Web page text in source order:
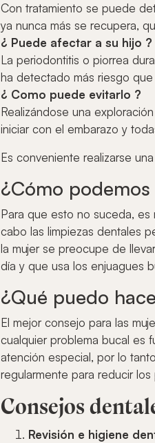
Con tratamiento se puede
ya nunca más se recupera,
¿ Puede afectar a su hijo ?
La periodontitis o piorrea
ha detectado más riesgo
¿ Como puede evitarlo ?
Realizándose una
iniciar con el embarazo y
Es conveniente realizarse
¿Cómo
Para que esto no suceda, es
cabo las limpiezas dentales
la mujer se preocupe de
día y que usa los enjuagues
¿Qué puedo
El mejor consejo para las
cualquier problema bucal es
atención especial, por lo
regularmente para reducir
Consejos
Revisión e higiene